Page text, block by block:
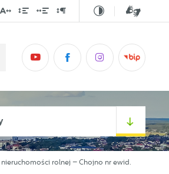
rolnej – Chojno nr ewid.